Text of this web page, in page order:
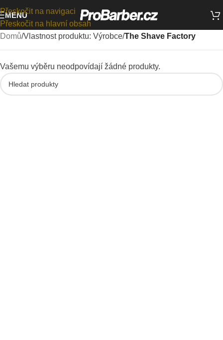
Přeskočit na navigaci
Přeskočit na hlavní obsah
MENU
Domů/Vlastnost produktu: Výrobce/The Shave Factory
Vašemu výběru neodpovídají žádné produkty.